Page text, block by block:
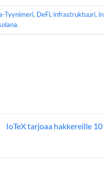
Tyynimeri, DeFi, infrastruktuuri,
.
IoTeX tarjoaa hakkereille